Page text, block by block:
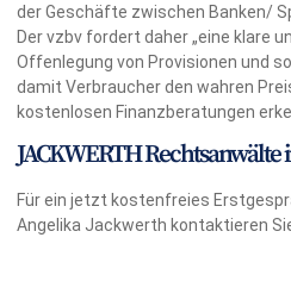
der Geschäfte zwischen Banken/
Der vzbv fordert daher „eine klare
Offenlegung von Provisionen und
damit Verbraucher den wahren
kostenlosen Finanzberatungen
JACKWERTH
Für ein jetzt kostenfreies
Angelika Jackwerth kontaktieren